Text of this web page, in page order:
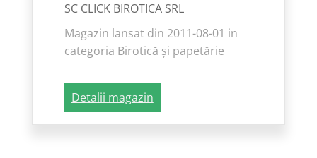
SC CLICK BIROTICA SRL
Magazin lansat din 2011-08-01 in
categoria Birotică și papetărie
Detalii magazin